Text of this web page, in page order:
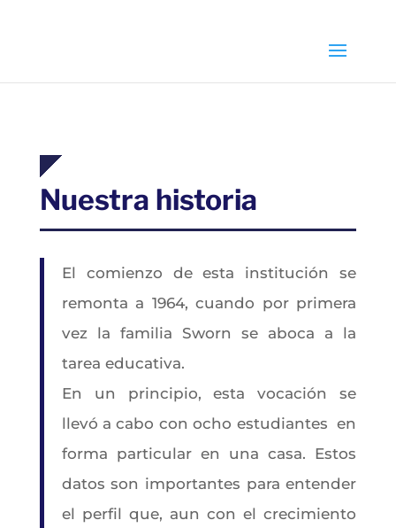
Nuestra historia
El comienzo de esta institución se
remonta a 1964, cuando por primera
vez la familia Sworn se aboca a la
tarea educativa.
En un principio, esta vocación se
llevó a cabo con ocho estudiantes en
forma particular en una casa. Estos
datos son importantes para entender
el perfil que, aun con el crecimiento